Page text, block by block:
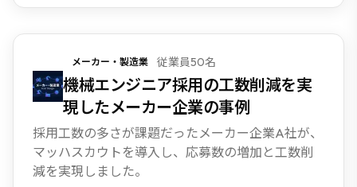
メーカー・製造業 従業員50名
機械エンジニア採用の工数削減を実
現したメーカー企業の事例
採用工数の多さが課題だったメーカー企業A社が、
マッハスカウトを導入し、応募数の増加と工数削
減を実現しました。